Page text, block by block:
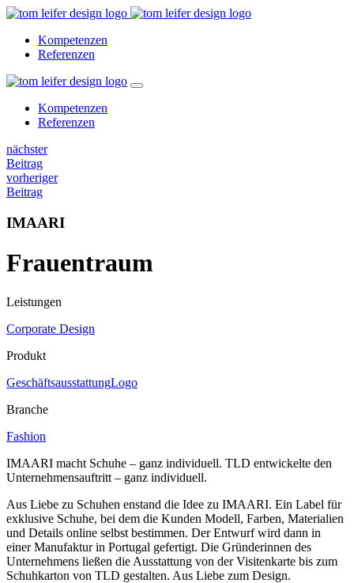
Kompetenzen
Referenzen
Kompetenzen
Referenzen
nächster
Beitrag
vorheriger
Beitrag
IMAARI
Frauentraum
Leistungen
Corporate Design
Produkt
GeschäftsausstattungLogo
Branche
Fashion
IMAARI macht Schuhe – ganz individuell. TLD entwickelte den
Unternehmensauftritt – ganz individuell.
Aus Liebe zu Schuhen enstand die Idee zu IMAARI. Ein Label für
exklusive Schuhe, bei dem die Kunden Modell, Farben, Materialien
und Details online selbst bestimmen. Der Entwurf wird dann in
einer Manufaktur in Portugal gefertigt. Die Gründerinnen des
Unternehmens ließen die Ausstattung von der Visitenkarte bis zum
Schuhkarton von TLD gestalten. Aus Liebe zum Design.